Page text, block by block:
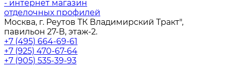
Москва, г. Реутов ТК Владимирский Тракт",
павильон 27-В, этаж-2.
+7 (495) 664-69-61
+7 (925) 470-67-64
+7 (905) 535-39-93